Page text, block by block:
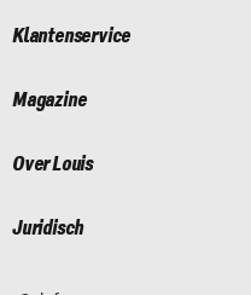
Klantenservice
Magazine
Over Louis
Juridisch